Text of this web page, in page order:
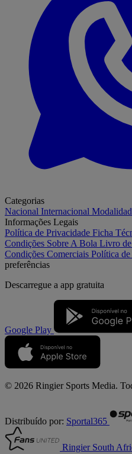
Categorias
Nacional Internacional
Informações Legais
Política de Privacidade Ficha
Condições Sobre A Bola Livro de
Condições Comerciais Política
preferências
Descarregue a app gratuita
Google Play
© 2026 Ringier Sports Media.
Distribuído por: Sportal365
Ringier South